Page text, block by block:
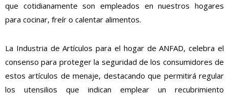
que cotidianamente son empleados en nuestros hogares
para cocinar, freír o calentar alimentos.
La Industria de Artículos para el hogar de ANFAD, celebra el
consenso para proteger la seguridad de los consumidores de
estos artículos de menaje, destacando que permitirá regular
los utensilios que indican emplear un recubrimiento